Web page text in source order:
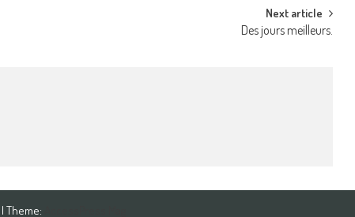
Next article
Des jours meilleurs.
| Theme: